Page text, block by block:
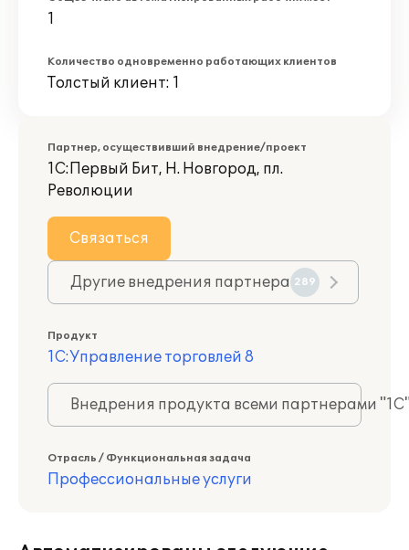
1
Количество одновременно работающих клиентов
Толстый клиент: 1
Партнер, осуществивший внедрение/проект
1С:Первый Бит, Н. Новгород, пл.
Революции
Связаться
Другие внедрения партнера 289
Продукт
1С:Управление торговлей 8
Внедрения продукта всеми партнерами
Отрасль / Функциональная задача
Профессиональные услуги